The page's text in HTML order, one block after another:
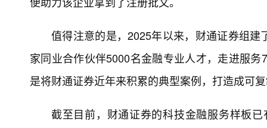
值得注意的是，2025年以来，财通证券组建
家同业合作伙伴5000名金融专业人才，走进服
是将财通证券近年来积累的典型案例，打造成可
截至目前，财通证券的科技金融服务样板